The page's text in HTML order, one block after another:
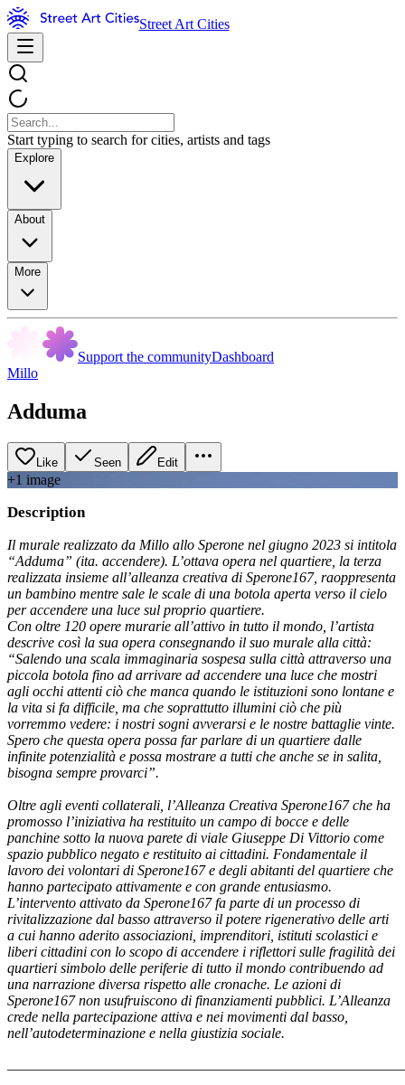
Street Art Cities
Start typing to search for cities, artists and tags
Explore
About
More
Support the communityDashboard
Millo
Adduma
Like Seen Edit
+1 image
Description
Il murale realizzato da Millo allo Sperone nel giugno 2023 si intitola
“Adduma” (ita. accendere). L’ottava opera nel quartiere, la terza
realizzata insieme all’alleanza creativa di Sperone167, raoppresenta
un bambino mentre sale le scale di una botola aperta verso il cielo
per accendere una luce sul proprio quartiere.
Con oltre 120 opere murarie all’attivo in tutto il mondo, l’artista
descrive così la sua opera consegnando il suo murale alla città:
“Salendo una scala immaginaria sospesa sulla città attraverso una
piccola botola fino ad arrivare ad accendere una luce che mostri
agli occhi attenti ciò che manca quando le istituzioni sono lontane e
la vita si fa difficile, ma che soprattutto illumini ciò che più
vorremmo vedere: i nostri sogni avverarsi e le nostre battaglie vinte.
Spero che questa opera possa far parlare di un quartiere dalle
infinite potenzialità e possa mostrare a tutti che anche se in salita,
bisogna sempre provarci”.
Oltre agli eventi collaterali, l’Alleanza Creativa Sperone167 che ha
promosso l’iniziativa ha restituito un campo di bocce e delle
panchine sotto la nuova parete di viale Giuseppe Di Vittorio come
spazio pubblico negato e restituito ai cittadini. Fondamentale il
lavoro dei volontari di Sperone167 e degli abitanti del quartiere che
hanno partecipato attivamente e con grande entusiasmo.
L’intervento attivato da Sperone167 fa parte di un processo di
rivitalizzazione dal basso attraverso il potere rigenerativo delle arti
a cui hanno aderito associazioni, imprenditori, istituti scolastici e
liberi cittadini con lo scopo di accendere i riflettori sulle fragilità dei
quartieri simbolo delle periferie di tutto il mondo contribuendo ad
una narrazione diversa rispetto alle cronache. Le azioni di
Sperone167 non usufruiscono di finanziamenti pubblici. L’Alleanza
crede nella partecipazione attiva e nei movimenti dal basso,
nell’autodeterminazione e nella giustizia sociale.